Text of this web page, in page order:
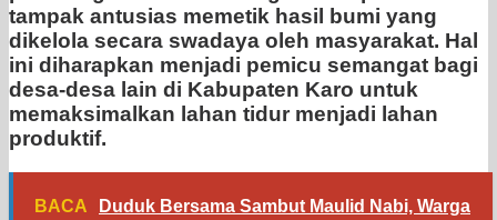
tampak antusias memetik hasil bumi yang
dikelola secara swadaya oleh masyarakat. Hal
ini diharapkan menjadi pemicu semangat bagi
desa-desa lain di Kabupaten Karo untuk
memaksimalkan lahan tidur menjadi lahan
produktif.
BACA
Duduk Bersama Sambut Maulid Nabi, Warga